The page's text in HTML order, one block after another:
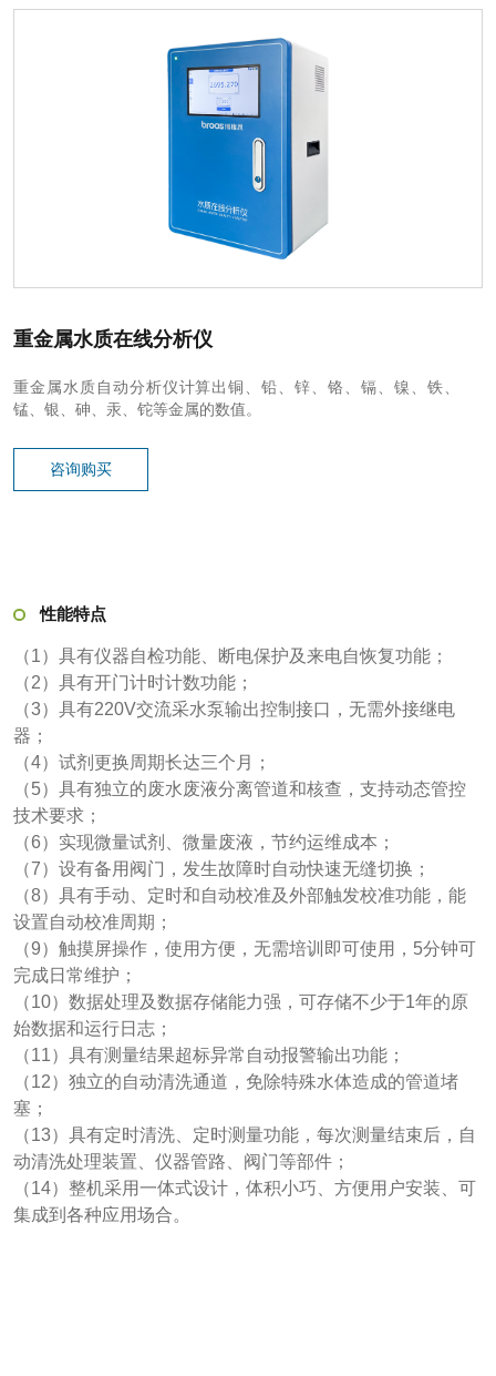
重金属水质在线分析仪
重金属水质自动分析仪计算出铜、铅、锌、铬、镉、镍、铁、
锰、银、砷、汞、铊等金属的数值。
咨询购买
性能特点
（1）具有仪器自检功能、断电保护及来电自恢复功能；
（2）具有开门计时计数功能；
（3）具有220V交流采水泵输出控制接口，无需外接继电
器；
（4）试剂更换周期长达三个月；
（5）具有独立的废水废液分离管道和核查，支持动态管控
技术要求；
（6）实现微量试剂、微量废液，节约运维成本 ；
（7）设有备用阀门，发生故障时自动快速无缝切换；
（8）具有手动、定时和自动校准及外部触发校准功能，能
设置自动校准周期；
（9）触摸屏操作，使用方便，无需培训即可使用，5分钟可
完成日常维护；
（10）数据处理及数据存储能力强，可存储不少于1年的原
始数据和运行日志；
（11）具有测量结果超标异常自动报警输出功能；
（12）独立的自动清洗通道，免除特殊水体造成的管道堵
塞；
（13）具有定时清洗、定时测量功能，每次测量结束后，自
动清洗处理装置、仪器管路、阀门等部件；
（14）整机采用一体式设计，体积小巧、方便用户安装、可
集成到各种应用场合。